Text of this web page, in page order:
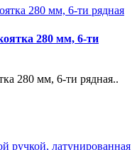
280 мм, 6-ти
280 мм, 6-ти рядная..